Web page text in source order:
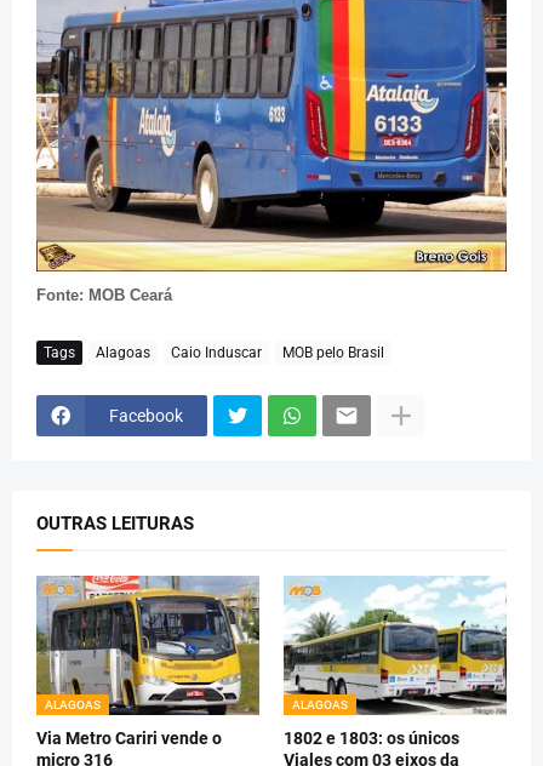
Fonte: MOB Ceará
Tags Alagoas Caio Induscar MOB pelo Brasil
Facebook
OUTRAS LEITURAS
ALAGOAS
Via Metro Cariri vende o
micro 316
ALAGOAS
1802 e 1803: os únicos
Viales com 03 eixos da